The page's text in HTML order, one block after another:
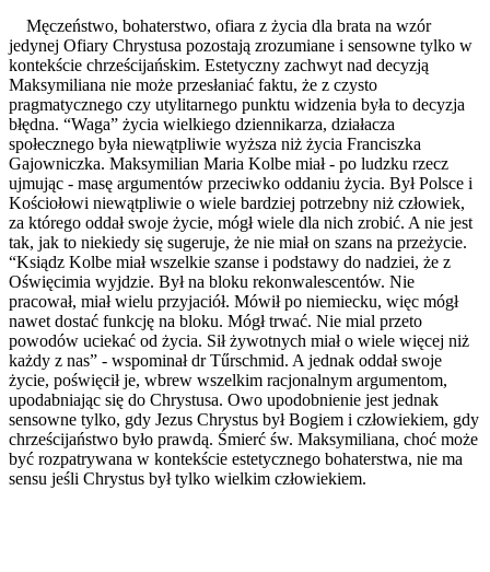
Męczeństwo, bohaterstwo, ofiara z życia dla brata na wzór
jedynej Ofiary Chrystusa pozostają zrozumiane i sensowne tylko w
kontekście chrześcijańskim. Estetyczny zachwyt nad decyzją
Maksymiliana nie może przesłaniać faktu, że z czysto
pragmatycznego czy utylitarnego punktu widzenia była to decyzja
błędna. “Waga” życia wielkiego dziennikarza, działacza
społecznego była niewątpliwie wyższa niż życia Franciszka
Gajowniczka. Maksymilian Maria Kolbe miał - po ludzku rzecz
ujmując - masę argumentów przeciwko oddaniu życia. Był Polsce i
Kościołowi niewątpliwie o wiele bardziej potrzebny niż człowiek,
za którego oddał swoje życie, mógł wiele dla nich zrobić. A nie jest
tak, jak to niekiedy się sugeruje, że nie miał on szans na przeżycie.
“Ksiądz Kolbe miał wszelkie szanse i podstawy do nadziei, że z
Oświęcimia wyjdzie. Był na bloku rekonwalescentów. Nie
pracował, miał wielu przyjaciół. Mówił po niemiecku, więc mógł
nawet dostać funkcję na bloku. Mógł trwać. Nie mial przeto
powodów uciekać od życia. Sił żywotnych miał o wiele więcej niż
każdy z nas” - wspominał dr Tűrschmid. A jednak oddał swoje
życie, poświęcił je, wbrew wszelkim racjonalnym argumentom,
upodabniając się do Chrystusa. Owo upodobnienie jest jednak
sensowne tylko, gdy Jezus Chrystus był Bogiem i człowiekiem, gdy
chrześcijaństwo było prawdą. Śmierć św. Maksymiliana, choć może
być rozpatrywana w kontekście estetycznego bohaterstwa, nie ma
sensu jeśli Chrystus był tylko wielkim człowiekiem.